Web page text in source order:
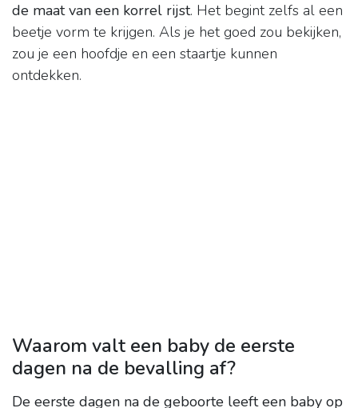
de maat van een korrel rijst. Het begint zelfs al een
beetje vorm te krijgen. Als je het goed zou bekijken,
zou je een hoofdje en een staartje kunnen
ontdekken.
Waarom valt een baby de eerste
dagen na de bevalling af?
De eerste dagen na de geboorte leeft een baby op